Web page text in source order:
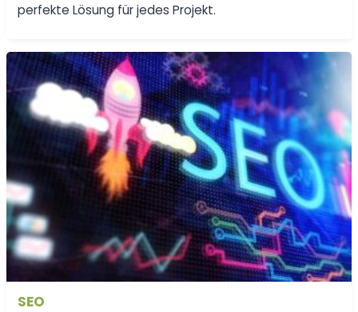
perfekte Lösung für jedes Projekt.
SEO